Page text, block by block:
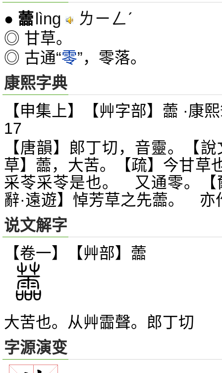
● 蘦lìng ㄌㄧㄥˊ
◎ 甘草。
◎ 古通“零”，零落。
康熙字典
【申集上】【艸字部】蘦 ·康
17
【唐韻】郞丁切，音靈。【
草】蘦，大苦。【疏】今甘草
采苓采苓是也。 又通零。【
辭·遠遊】悼芳草之先蘦。 亦
说文解字
【卷一】【艸部】 蘦
大苦也。从艸霝聲。郎丁切
字源演变